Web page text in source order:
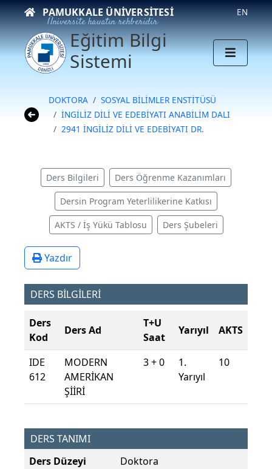
PAMUKKALE ÜNIVERSITESI
Üniversite hayatın rehberidir
EN
Eğitim Bilgi
Sistemi
DOKTORA
SOSYAL BİLİMLER ENSTİTÜSÜ
İNGİLİZ DİLİ VE EDEBİYATI ANABİLİM DALI
2941 İNGİLİZ DİLİ VE EDEBİYATI DR.
Ders Bilgileri Ders Öğrenme Kazanımları
Dersin Program Yeterlilikerine Katkısı
AKTS / İş Yükü Tablosu Ders Şubeleri
Yazdır
DERS BİLGİLERİ
Ders
Kod
Ders Ad
T+U
Saat
Yarıyıl AKTS
IDE
612
MODERN
AMERİKAN
ŞİİRİ
3 + 0
1.
Yarıyıl
10
DERS TANIMI
Ders Düzeyi
Doktora